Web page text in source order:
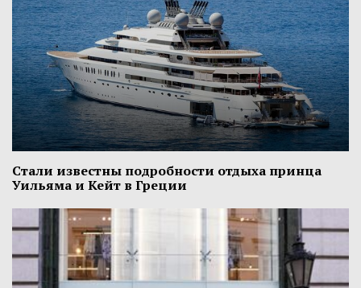
Стали известны подробности отдыха принца
Уильяма и Кейт в Греции